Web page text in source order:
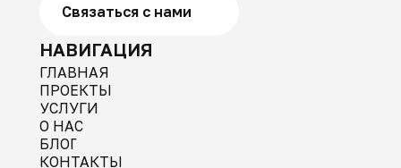
Связаться с нами
НАВИГАЦИЯ
ГЛАВНАЯ
ПРОЕКТЫ
УСЛУГИ
О НАС
БЛОГ
КОНТАКТЫ